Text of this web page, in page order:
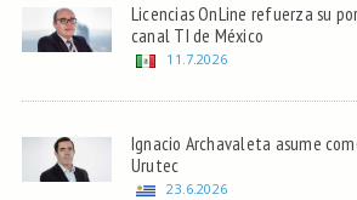
Licencias OnLine refuerza su
canal TI de México
11.7.2026
Ignacio Archavaleta asume
Urutec
23.6.2026